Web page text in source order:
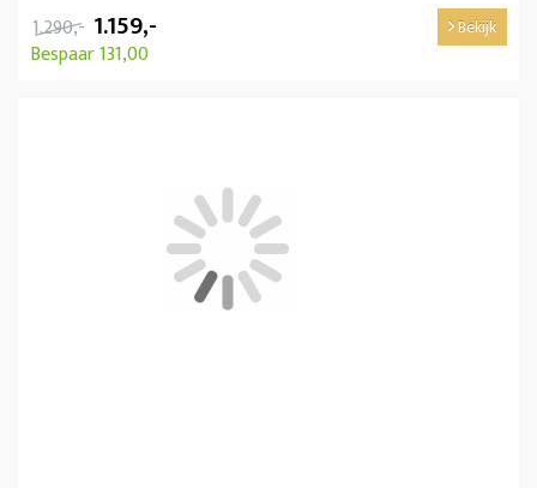
1.290,- 1.159,-
Bespaar 131,00
Bekijk